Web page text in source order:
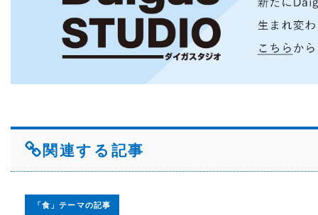
関連する記事
「食」テーマの記事